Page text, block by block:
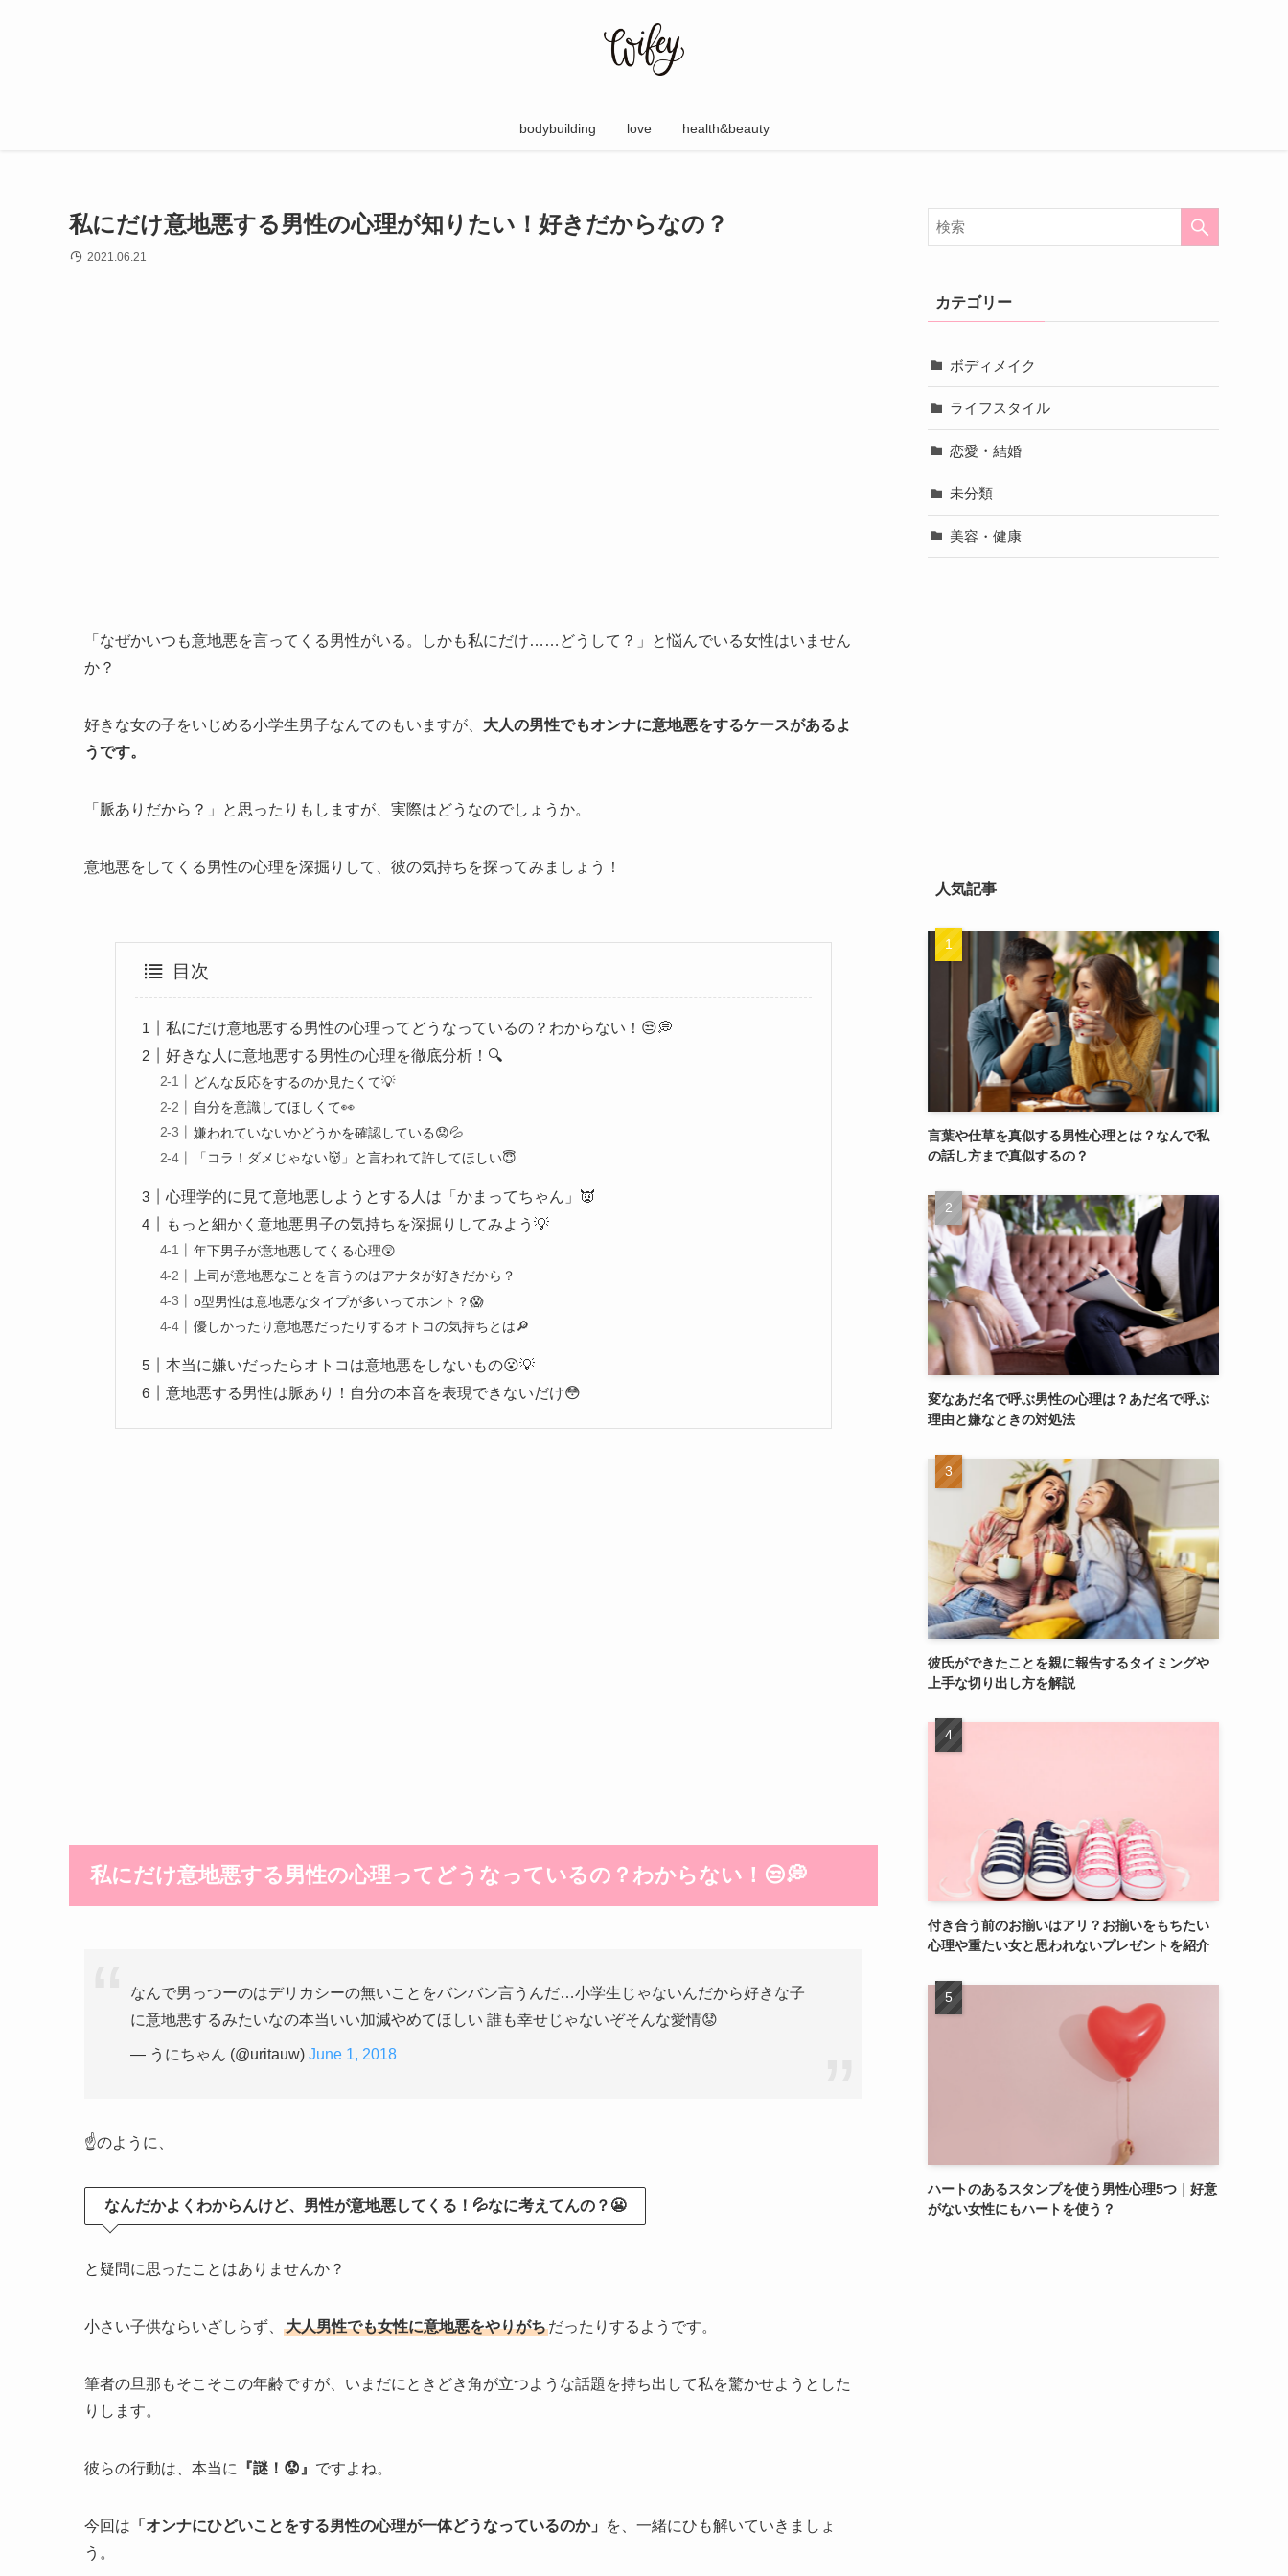
bodybuilding love health&beauty
私にだけ意地悪する男性の心理が知りたい！好きだからなの？
2021.06.21
「なぜかいつも意地悪を言ってくる男性がいる。しかも私にだけ……どうして？」と悩んでいる女性はいません
か？
好きな女の子をいじめる小学生男子なんてのもいますが、 大人の男性でもオンナに意地悪をするケースがあるよ
うです。
「脈ありだから？」と思ったりもしますが、実際はどうなのでしょうか。
意地悪をしてくる男性の心理を深掘りして、彼の気持ちを探ってみましょう！
目次
私にだけ意地悪する男性の心理ってどうなっているの？わからない！😒💭
好きな人に意地悪する男性の心理を徹底分析！🔍
どんな反応をするのか見たくて💡
自分を意識してほしくて👀
嫌われていないかどうかを確認している😟💦
「コラ！ダメじゃない👹」と言われて許してほしい😇
心理学的に見て意地悪しようとする人は「かまってちゃん」👿
もっと細かく意地悪男子の気持ちを深掘りしてみよう💡
年下男子が意地悪してくる心理😲
上司が意地悪なことを言うのはアナタが好きだから？
o型男性は意地悪なタイプが多いってホント？😱
優しかったり意地悪だったりするオトコの気持ちとは🔎
本当に嫌いだったらオトコは意地悪をしないもの😮💡
意地悪する男性は脈あり！自分の本音を表現できないだけ😳
私にだけ意地悪する男性の心理ってどうなっているの？わからない！😒💭
なんで男っつーのはデリカシーの無いことをバンバン言うんだ…小学生じゃないんだから好きな子
に意地悪するみたいなの本当いい加減やめてほしい 誰も幸せじゃないぞそんな愛情😟
— うにちゃん (@uritauw) June 1, 2018
☝のように、
なんだかよくわからんけど、男性が意地悪してくる！💦なに考えてんの？😬
と疑問に思ったことはありませんか？
小さい子供ならいざしらず、 大人男性でも女性に意地悪をやりがちだったりするようです。
筆者の旦那もそこそこの年齢ですが、いまだにときどき角が立つような話題を持ち出して私を驚かせようとした
りします。
彼らの行動は、本当に 『謎！😟』 ですよね。
今回は 「オンナにひどいことをする男性の心理が一体どうなっているのか」
を、一緒にひも解いていきましょ
う。
カテゴリー
ボディメイク
ライフスタイル
恋愛・結婚
未分類
美容・健康
人気記事
言葉や仕草を真似する男性心理とは？なんで私
の話し方まで真似するの？
変なあだ名で呼ぶ男性の心理は？あだ名で呼ぶ
理由と嫌なときの対処法
彼氏ができたことを親に報告するタイミングや
上手な切り出し方を解説
付き合う前のお揃いはアリ？お揃いをもちたい
心理や重たい女と思われないプレゼントを紹介
ハートのあるスタンプを使う男性心理5つ｜好意
がない女性にもハートを使う？